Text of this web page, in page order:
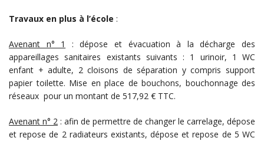
Travaux en plus à l’école :
Avenant n° 1
: dépose et évacuation à la décharge des
appareillages sanitaires existants suivants : 1 urinoir, 1 WC
enfant + adulte, 2 cloisons de séparation y compris support
papier toilette. Mise en place de bouchons, bouchonnage des
réseaux pour un montant de 517,92 € TTC.
Avenant n° 2 : afin de permettre de changer le carrelage, dépose
et repose de 2 radiateurs existants, dépose et repose de 5 WC